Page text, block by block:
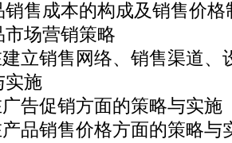
成本的构成及销售价格
场营销策略
售网络、销售渠道、设
实施
销方面的策略与实施
售价格方面的策略与